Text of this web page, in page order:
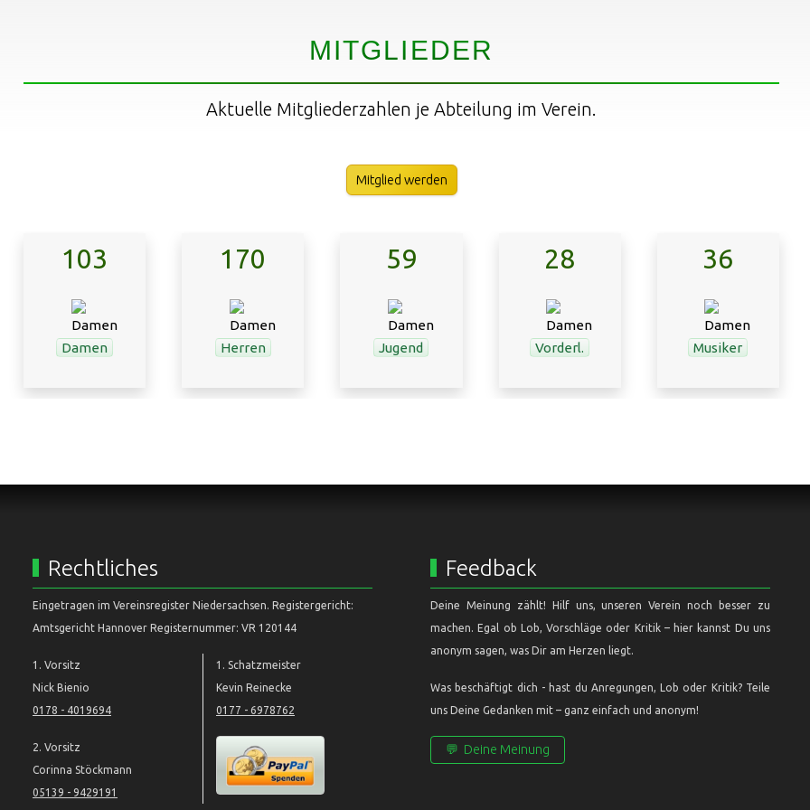
MITGLIEDER
Aktuelle Mitgliederzahlen je Abteilung im Verein.
Mitglied werden
103
Damen
170
Herren
59
Jugend
28
Vorderl.
36
Musiker
Rechtliches
Eingetragen im Vereinsregister Niedersachsen. Registergericht:
Amtsgericht Hannover Registernummer: VR 120144
1. Vorsitz
Nick Bienio
0178 - 4019694
2. Vorsitz
Corinna Stöckmann
05139 - 9429191
1. Schatzmeister
Kevin Reinecke
0177 - 6978762
Feedback
Deine Meinung zählt! Hilf uns, unseren Verein noch besser zu
machen. Egal ob Lob, Vorschläge oder Kritik – hier kannst Du uns
anonym sagen, was Dir am Herzen liegt.
Was beschäftigt dich - hast du Anregungen, Lob oder Kritik? Teile
uns Deine Gedanken mit – ganz einfach und anonym!
💬 Deine Meinung